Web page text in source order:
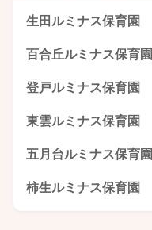
生田ルミナス保育園
百合丘ルミナス保育園
登戸ルミナス保育園
東雲ルミナス保育園
五月台ルミナス保育園
柿生ルミナス保育園